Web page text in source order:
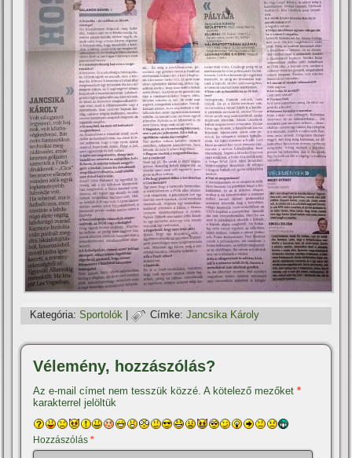
Kategória: Sportolók | Címke: Jancsika Károly
Vélemény, hozzászólás?
Az e-mail címet nem tesszük közzé. A kötelező mezőket*
karakterrel jelöltük
Hozzászólás*